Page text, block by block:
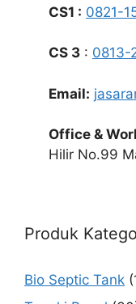
CS1 : 0821-
CS 3 : 0813-
Email:
Office &
Hilir No.99
Produk
Bio Septic Tank